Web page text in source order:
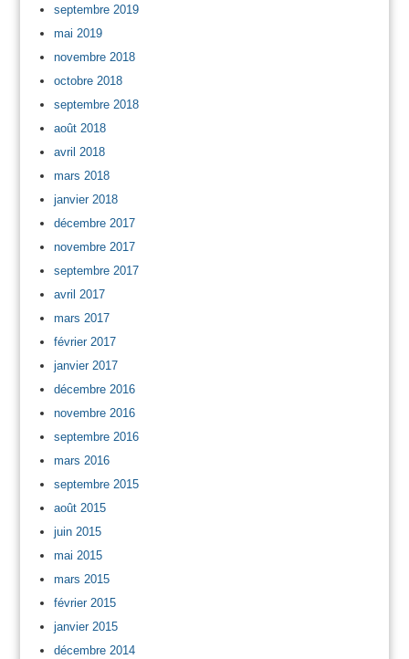
septembre 2019
mai 2019
novembre 2018
octobre 2018
septembre 2018
août 2018
avril 2018
mars 2018
janvier 2018
décembre 2017
novembre 2017
septembre 2017
avril 2017
mars 2017
février 2017
janvier 2017
décembre 2016
novembre 2016
septembre 2016
mars 2016
septembre 2015
août 2015
juin 2015
mai 2015
mars 2015
février 2015
janvier 2015
décembre 2014